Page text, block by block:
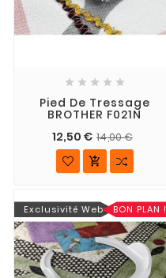
    
Pied De Tressage
BROTHER F021N
12,50 € 14,00 €

Exclusivité Web BON PLAN !